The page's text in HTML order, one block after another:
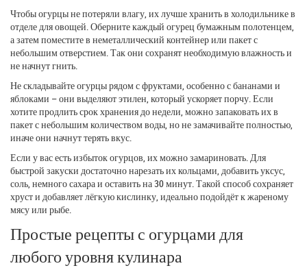
Чтобы огурцы не потеряли влагу, их лучше хранить в холодильнике в
отделе для овощей. Оберните каждый огурец бумажным полотенцем,
а затем поместите в неметаллический контейнер или пакет с
небольшим отверстием. Так они сохранят необходимую влажность и
не начнут гнить.
Не складывайте огурцы рядом с фруктами, особенно с бананами и
яблоками – они выделяют этилен, который ускоряет порчу. Если
хотите продлить срок хранения до недели, можно запаковать их в
пакет с небольшим количеством воды, но не замачивайте полностью,
иначе они начнут терять вкус.
Если у вас есть избыток огурцов, их можно замариновать. Для
быстрой закуски достаточно нарезать их кольцами, добавить уксус,
соль, немного сахара и оставить на 30 минут. Такой способ сохраняет
хруст и добавляет лёгкую кислинку, идеально подойдёт к жареному
мясу или рыбе.
Простые рецепты с огурцами для
любого уровня кулинара